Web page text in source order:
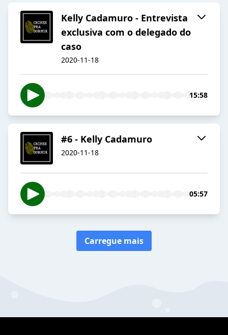
Kelly Cadamuro - Entrevista
exclusiva com o delegado do
caso
2020-11-18
15:58
#6 - Kelly Cadamuro
2020-11-18
05:57
Carregue mais